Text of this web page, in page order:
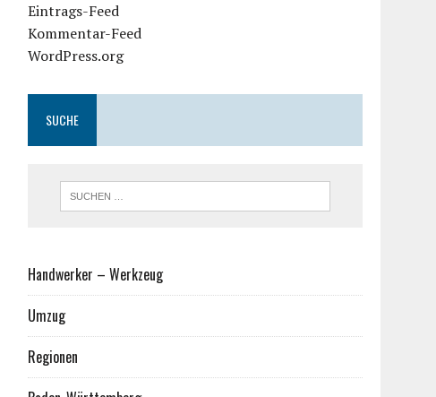
Eintrags-Feed
Kommentar-Feed
WordPress.org
SUCHE
Handwerker – Werkzeug
Umzug
Regionen